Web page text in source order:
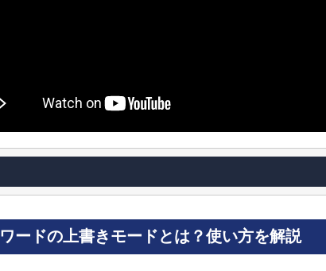
ワードの上書きモードとは？使い方を解説